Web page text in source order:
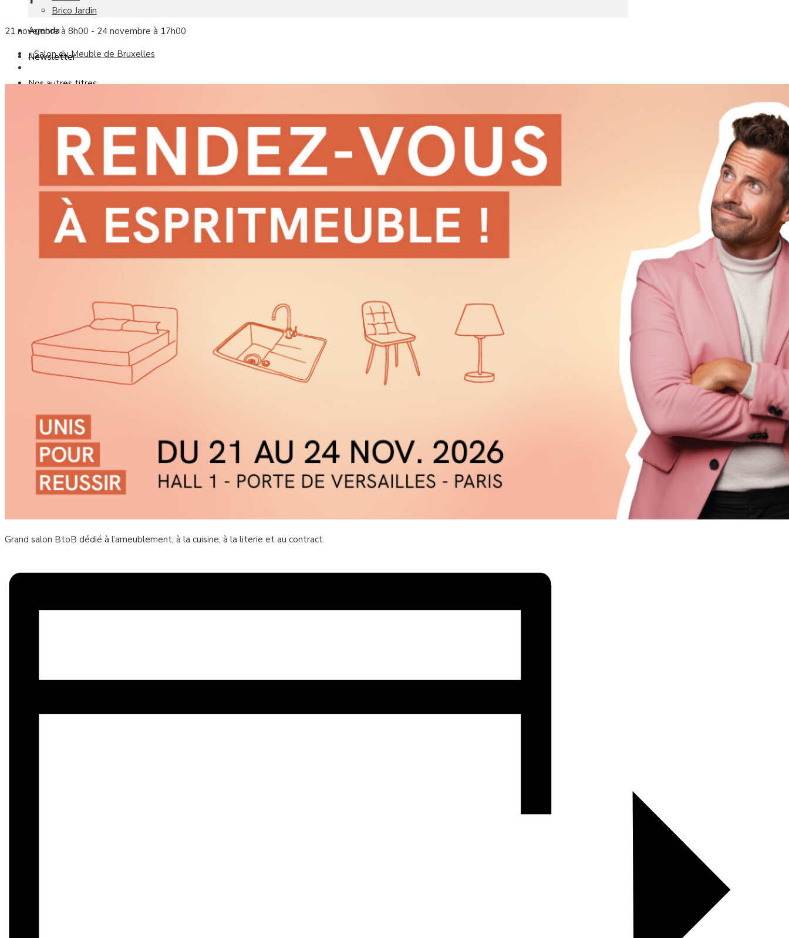
Brico Jardin
Agenda
Newsletter
Nos autres titres
Aviasport
Univers Made in France
Qui sommes-nous
Contact
Le magazine
Actualités
Reportages
Brico Jardin
Newsletter
Nos autres titres
Faire Savoir Faire
Aviasport
Contact
21 novembre à 8h00 - 24 novembre à 17h00
«Salon du Meuble de Bruxelles
Grand salon BtoB dédié à l’ameublement, à la cuisine, à la literie et au contract.